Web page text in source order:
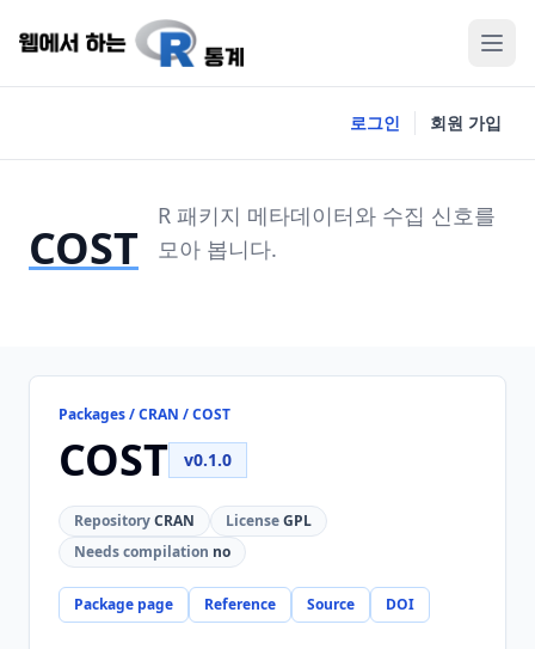
로그인 회원 가입
COST
R 패키지 메타데이터와 수집 신호를
모아 봅니다.
Packages / CRAN / COST
COST v0.1.0
RepositoryCRAN LicenseGPL
Needs compilation no
Package page Reference Source DOI